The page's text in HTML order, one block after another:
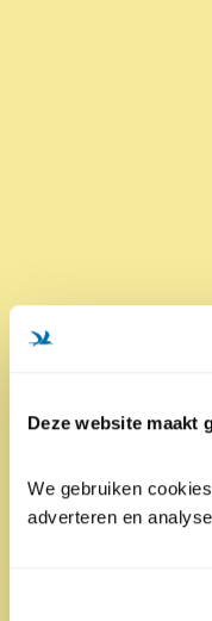
Deze website maakt
We gebruiken
adverteren en